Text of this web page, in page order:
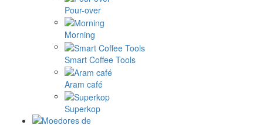
Pour-over
Morning
Smart Coffee Tools
Aram café
Superkop